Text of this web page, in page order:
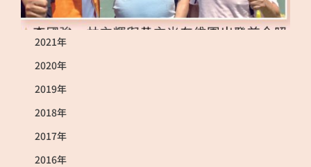
2021年
2020年
2019年
2018年
2017年
2016年